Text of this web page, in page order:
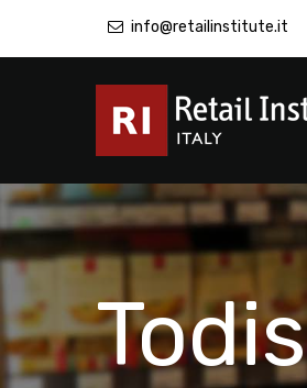
info@retailinstitute.it
Todis